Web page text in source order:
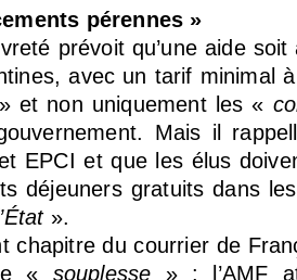
pérennes »
prévoit qu’une aide
avec un tarif minimal
» et non uniquement les «
Mais il
EPCI et que les élus
déjeuners gratuits dans
».
chapitre du courrier de
« souplesse » : l’AMF